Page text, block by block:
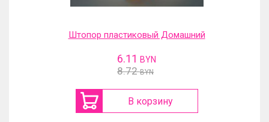
Штопор пластиковый Домашний
6.11 BYN
8.72 BYN
В корзину